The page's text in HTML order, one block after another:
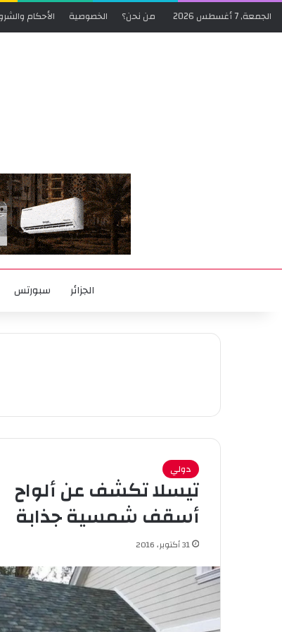
الجمعة, 7 أغسطس 2026 من نحن؟ الخصوصية الأحكام
الجزائر سبورتس
دولي
تيسلا تكشف عن ألواح
أسقف شمسية جذابة
31 أكتوبر، 2016